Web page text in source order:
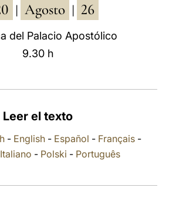
POLSKI
العربيّة
Agosto 26
del Palacio Apostólico
9.30 h
Leer el texto
- English- Español - Français-
Italiano - Polski - Português